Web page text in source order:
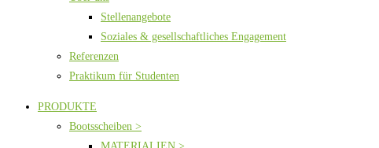
Stellenangebote
Soziales & gesellschaftliches Engagement
Referenzen
Praktikum für Studenten
PRODUKTE
Bootsscheiben >